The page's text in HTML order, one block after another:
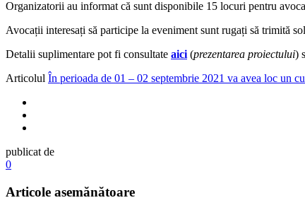
Organizatorii au informat că sunt disponibile 15 locuri pentru
Avocații interesați să participe la eveniment sunt rugați să trimită
Detalii suplimentare pot fi consultate aici (prezentarea proiectului)
Articolul În perioada de 01 – 02 septembrie 2021 va avea loc un
publicat de
0
Articole asemănătoare